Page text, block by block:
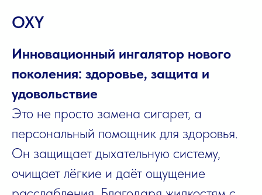
OXY
Инновационный ингалятор нового
поколения: здоровье, защита и
удовольствие
Это не просто замена сигарет, а
персональный помощник для здоровья.
Он защищает дыхательную систему,
очищает лёгкие и даёт ощущение